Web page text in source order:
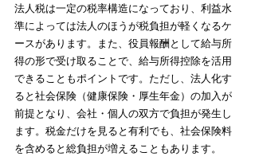
法人税は一定の税率構造になっており、利益水
準によっては法人のほうが税負担が軽くなるケ
ースがあります。また、役員報酬として給与所
得の形で受け取ることで、給与所得控除を活用
できることもポイントです。ただし、法人化す
ると社会保険（健康保険・厚生年金）の加入が
前提となり、会社・個人の双方で負担が発生し
ます。税金だけを見ると有利でも、社会保険料
を含めると総負担が増えることもあります。